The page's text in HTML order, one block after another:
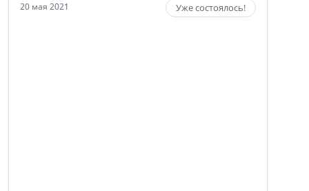
20 мая 2021 Уже состоялось!